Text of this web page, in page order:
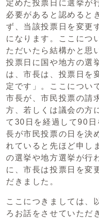
定めた投票日に選挙が
必要があると認めると
ず、当該投票日を変更
になります。ここにつ
ただいたら結構かと思
投票日に国や地方の選
は、市長は、投票日を
定です」。ここについ
市長が、市民投票の請
方、若しくは議会の方
て30日を経過して90
長が市民投票の日を決
れていると先ほど申し
の選挙や地方選挙が行
に、市長は投票日を変
だきました。
ここにつきましては、
ろお話をさせていただ